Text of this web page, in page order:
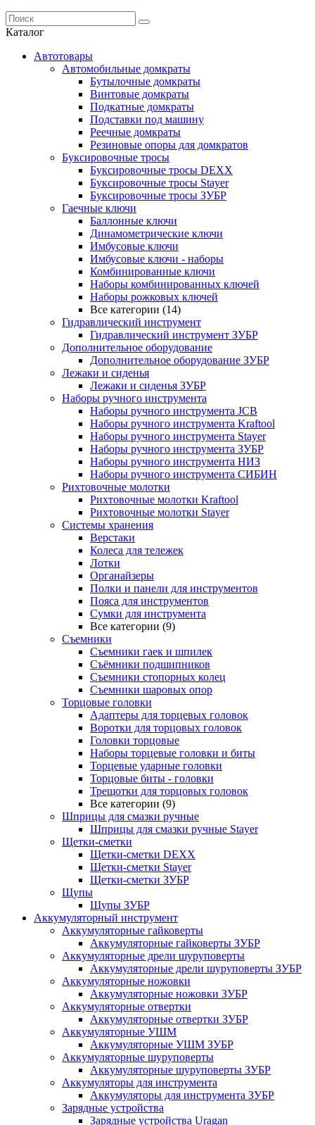
Каталог
Автотовары
Автомобильные домкраты
Бутылочные домкраты
Винтовые домкраты
Подкатные домкраты
Подставки под машину
Реечные домкраты
Резиновые опоры для домкратов
Буксировочные тросы
Буксировочные тросы DEXX
Буксировочные тросы Stayer
Буксировочные тросы ЗУБР
Гаечные ключи
Баллонные ключи
Динамометрические ключи
Имбусовые ключи
Имбусовые ключи - наборы
Комбинированные ключи
Наборы комбинированных ключей
Наборы рожковых ключей
Все категории (14)
Гидравлический инструмент
Гидравлический инструмент ЗУБР
Дополнительное оборудование
Дополнительное оборудование ЗУБР
Лежаки и сиденья
Лежаки и сиденья ЗУБР
Наборы ручного инструмента
Наборы ручного инструмента JCB
Наборы ручного инструмента Kraftool
Наборы ручного инструмента Stayer
Наборы ручного инструмента ЗУБР
Наборы ручного инструмента НИЗ
Наборы ручного инструмента СИБИН
Рихтовочные молотки
Рихтовочные молотки Kraftool
Рихтовочные молотки Stayer
Системы хранения
Верстаки
Колеса для тележек
Лотки
Органайзеры
Полки и панели для инструментов
Пояса для инструментов
Сумки для инструмента
Все категории (9)
Съемники
Съемники гаек и шпилек
Съёмники подшипников
Съемники стопорных колец
Съемники шаровых опор
Торцовые головки
Адаптеры для торцевых головок
Воротки для торцовых головок
Головки торцовые
Наборы торцевые головки и биты
Торцевые ударные головки
Торцовые биты - головки
Трещотки для торцовых головок
Все категории (9)
Шприцы для смазки ручные
Шприцы для смазки ручные Stayer
Щетки-сметки
Щетки-сметки DEXX
Щетки-сметки Stayer
Щетки-сметки ЗУБР
Щупы
Щупы ЗУБР
Аккумуляторный инструмент
Аккумуляторные гайковерты
Аккумуляторные гайковерты ЗУБР
Аккумуляторные дрели шуруповерты
Аккумуляторные дрели шуруповерты ЗУБР
Аккумуляторные ножовки
Аккумуляторные ножовки ЗУБР
Аккумуляторные отвертки
Аккумуляторные отвертки ЗУБР
Аккумуляторные УШМ
Аккумуляторные УШМ ЗУБР
Аккумуляторные шуруповерты
Аккумуляторные шуруповерты ЗУБР
Аккумуляторы для инструмента
Аккумуляторы для инструмента ЗУБР
Зарядные устройства
Зарядные устройства Uragan